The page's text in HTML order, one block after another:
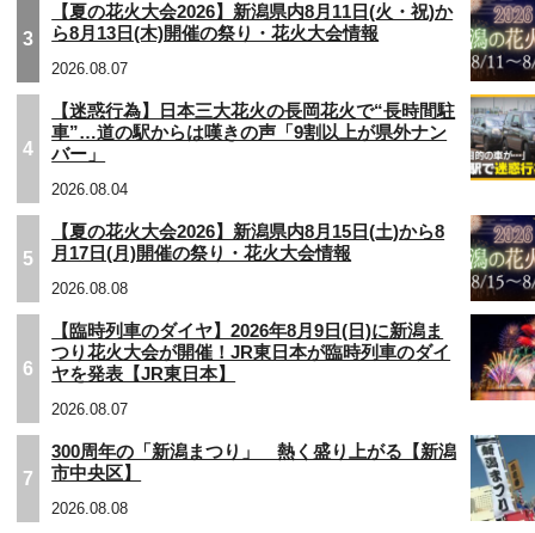
3
【夏の花火大会2026】新潟県内8月11日(火・祝)か
ら8月13日(木)開催の祭り・花火大会情報
2026.08.07
4
【迷惑行為】日本三大花火の長岡花火で“長時間駐
車”…道の駅からは嘆きの声「9割以上が県外ナン
バー」
2026.08.04
5
【夏の花火大会2026】新潟県内8月15日(土)から8
月17日(月)開催の祭り・花火大会情報
2026.08.08
6
【臨時列車のダイヤ】2026年8月9日(日)に新潟ま
つり花火大会が開催！JR東日本が臨時列車のダイ
ヤを発表【JR東日本】
2026.08.07
7
300周年の「新潟まつり」 熱く盛り上がる【新潟
市中央区】
2026.08.08